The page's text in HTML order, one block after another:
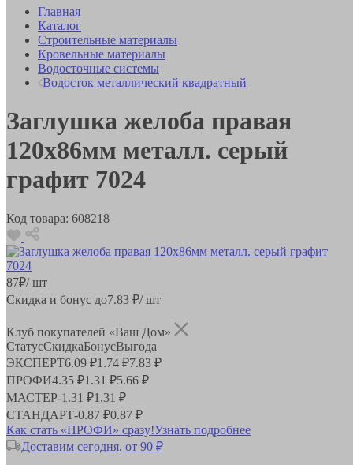
Главная
Каталог
Строительные материалы
Кровельные материалы
Водосточные системы
Водосток металлический квадратный
Заглушка желоба правая
120х86мм металл. серый
графит 7024
Код товара: 608218
87₽/ шт
Скидка и бонус до7.83 ₽/ шт
Клуб покупателей «Ваш Дом»
СтатусСкидкаБонусВыгода
ЭКСПЕРТ6.09 ₽1.74 ₽7.83 ₽
ПРОФИ4.35 ₽1.31 ₽5.66 ₽
МАСТЕР-1.31 ₽1.31 ₽
СТАНДАРТ-0.87 ₽0.87 ₽
Как стать «ПРОФИ» сразу!Узнать подробнее
Доставим сегодня, от 90 ₽